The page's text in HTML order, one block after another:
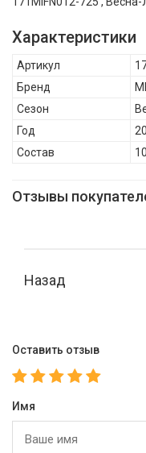
Характеристики
Артикул
Бренд
Сезон
Год
Состав
Отзывы
Назад
Оставить отзыв
Имя